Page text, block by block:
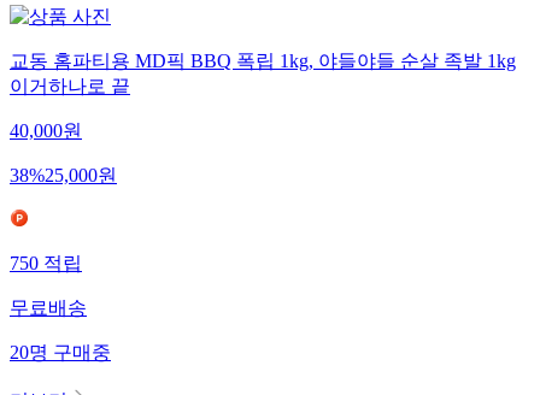
교동 홈파티용 MD픽 BBQ 폭립 1kg, 야들야들 순살 족발 1kg
이거하나로 끝
40,000원
38%25,000원
750적립
무료배송
20명구매중